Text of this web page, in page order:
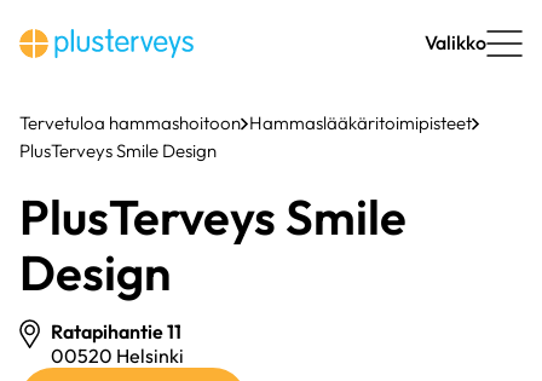
sisältöön
Valikko
Tervetuloa hammashoitoon Hammaslääkäritoimipisteet
PlusTerveys Smile Design
PlusTerveys Smile
Design
Ratapihantie 11
00520 Helsinki